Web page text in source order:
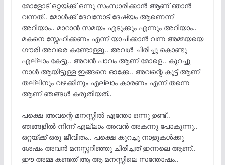
മോളോട് ഒറ്റയ്ക്ക് ഒന്നു സംസാരിക്കാൻ ആണ് ഞാൻ
വന്നത്.. മോൾക്ക് ദേവനോട് ദേഷ്യം ആണെന്ന്
അറിയാം.. മാറാൻ സമയം എടുക്കും എന്നും അറിയാം..
മകനെ സ്നേഹിക്കണം എന്ന് യാചിക്കാൻ വന്ന അമ്മയയെ
ഗൗരി അവരെ കണ്ടോള്ളൂ.. അവൾ ചിരിച്ചു കൊണ്ടു
എല്ലാം കേട്ടു.. അവൻ പാവം ആണ് മോളെ.. കുറച്ചു
നാൾ ആയിട്ടുള്ള ഇങ്ങനെ ഓക്കേ.. അവന്റെ കൂട്ട് ആണ്
തല്ലിനും വഴക്കിനും എല്ലാം കാരണം എന്ന് തന്നെ
ആണ് ഞങ്ങൾ കരുതിയത്..
പക്ഷെ അവന്റെ മനസ്സിൽ എന്തോ ഒന്നു ഉണ്ട്..
ഞങ്ങളിൽ നിന്ന് എല്ലാം അവൻ അകന്നു പോകുന്നു..
ഒറ്റയ്ക്ക് ഒരു ജീവിതം.. പക്ഷെ കുറച്ചു നാളുകൾക്കു
ശേഷം അവൻ മനസ്സറിഞ്ഞു ചിരിച്ചത് ഇന്നലെ ആണ്..
ഈ അമ്മ കണ്ടത് ആ ആ മനസ്സിലെ സന്തോഷം..